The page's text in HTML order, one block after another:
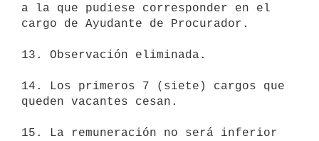
a la que pudiese corresponder en el
cargo de Ayudante de Procurador.
13. Observación eliminada.
14. Los primeros 7 (siete) cargos que
queden vacantes cesan.
15. La remuneración no será inferior